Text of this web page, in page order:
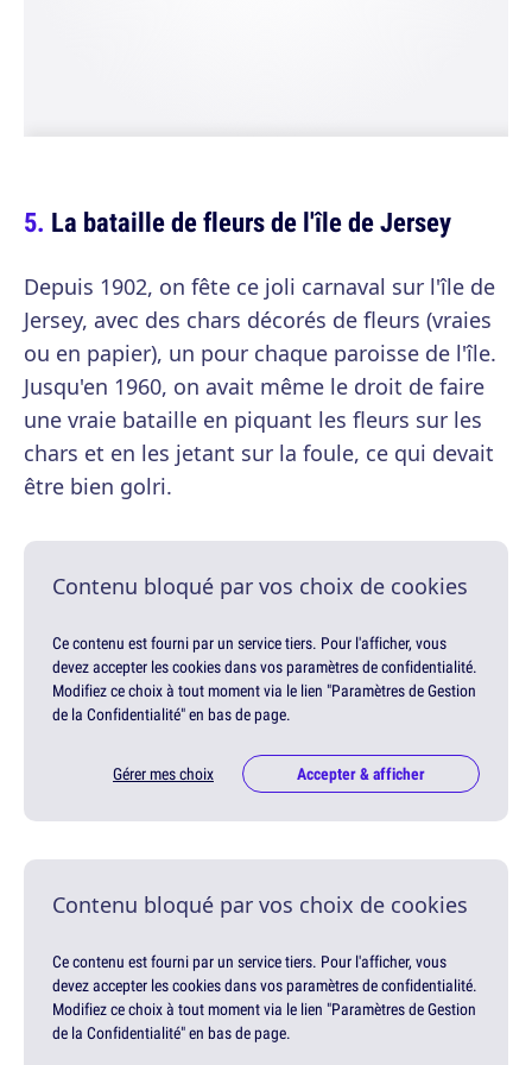
La bataille de fleurs de l'île de Jersey
Depuis 1902, on fête ce joli carnaval sur l'île de
Jersey, avec des chars décorés de fleurs (vraies
ou en papier), un pour chaque paroisse de l'île.
Jusqu'en 1960, on avait même le droit de faire
une vraie bataille en piquant les fleurs sur les
chars et en les jetant sur la foule, ce qui devait
être bien golri.
Contenu bloqué par vos choix de cookies
Ce contenu est fourni par un service tiers. Pour l'afficher, vous
devez accepter les cookies dans vos paramètres de confidentialité.
Modifiez ce choix à tout moment via le lien "Paramètres de Gestion
de la Confidentialité" en bas de page.
Gérer mes choix Accepter & afficher
Contenu bloqué par vos choix de cookies
Ce contenu est fourni par un service tiers. Pour l'afficher, vous
devez accepter les cookies dans vos paramètres de confidentialité.
Modifiez ce choix à tout moment via le lien "Paramètres de Gestion
de la Confidentialité" en bas de page.